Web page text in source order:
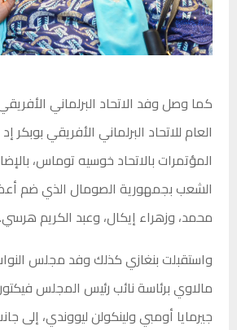
كما وصل وفد الاتحاد البرلماني
العام للاتحاد البرلماني الأفريقي بوبكر
المؤتمرات بالاتحاد خوسيه توماس،
الشعب بجمهورية الصومال الذي ضم
محمد، وزهراء إيكال، وعبد الكريم هرسي.
واستقبلت بنغازي كذلك وفد مجلس
مالاوي برئاسة نائب رئيس المجلس
جيرمايا أومبي ولينكولن ليووندي، إلى